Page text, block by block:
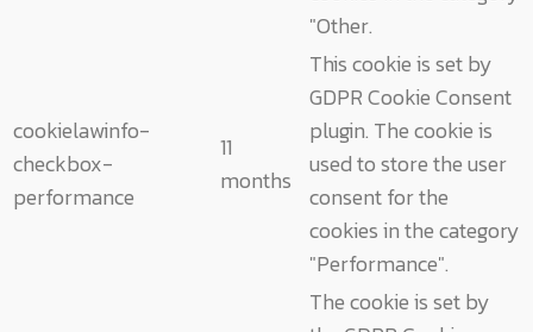
"Other.
cookielawinfo-
checkbox-
performance
11
months
This cookie is set by
GDPR Cookie Consent
plugin. The cookie is
used to store the user
consent for the
cookies in the category
"Performance".
The cookie is set by